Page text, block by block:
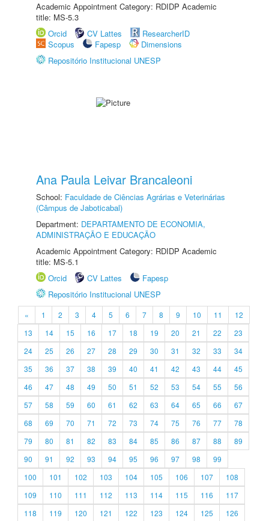
Academic Appointment Category: RDIDP Academic
title: MS-5.3
Orcid
CV Lattes
ResearcherID
Scopus
Fapesp
Dimensions
Repositório Institucional UNESP
Ana Paula Leivar Brancaleoni
School: Faculdade de Ciências Agrárias e Veterinárias
(Câmpus de Jaboticabal)
Department: DEPARTAMENTO DE ECONOMIA,
ADMINISTRAÇÃO E EDUCAÇÃO
Academic Appointment Category: RDIDP Academic
title: MS-5.1
Orcid
CV Lattes
Fapesp
Repositório Institucional UNESP
« 1 2 3 4 5 6 7 8 9 10 11
12
13
14 15 16 17 18 19 20 21 22
23
24
25 26 27 28 29 30 31 32 33
34
35
36 37 38 39 40 41 42 43 44
45
46
47 48 49 50 51 52 53 54 55
56
57
58 59 60 61 62 63 64 65 66
67
68
69 70 71 72 73 74 75 76 77
78
79
80 81 82 83 84 85 86 87 88
89
90
91 92 93 94 95 96 97 98
99
100
101 102 103 104 105 106 107
108
109
110 111 112 113 114 115 116
117
118
119 120 121 122 123 124 125
126